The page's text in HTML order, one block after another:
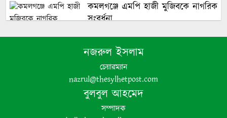
কমলগঞ্জে এমপি হাজী মুজিবকে নাগরিক
সংবর্ধনা
এমপি নাসের রহমানকে নিয়ে এআই
দিয়ে অশ্লীল ভিডিও: আরও এক আসামি
গ্রেপ্তার
নজরুল ইসলাম
চেয়ারম্যান
nazrul@thesylhetpost.com
বুলবুল আহমেদ
সম্পাদক